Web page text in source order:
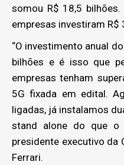
somou R$ 18,5
empresas investiram R$
“O investimento anual
bilhões e é isso que
empresas tenham
5G fixada em edital.
ligadas, já instalamos
stand alone do que o
presidente executivo da
Ferrari.